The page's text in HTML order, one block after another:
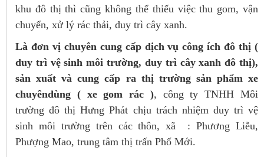
khu đô thị thì cũng không thể thiếu việc thu gom, vận
chuyển, xử lý rác thải, duy trì cây xanh.
Là đơn vị chuyên cung cấp dịch vụ công ích đô thị (
duy trì vệ sinh môi trường, duy trì cây xanh đô thị),
sản xuất và cungcấp ra thị trường sản phẩm xe
chuyêndùng ( xe gom rác ), công ty TNHH Môi
trường đô thị Hưng Phát chịu trách nhiệm duy trì vệ
sinh môi trường trên các thôn, xã : Phương Liễu,
Phượng Mao, trung tâm thị trấn Phố Mới.